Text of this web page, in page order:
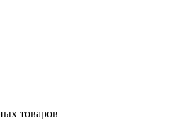
товаров